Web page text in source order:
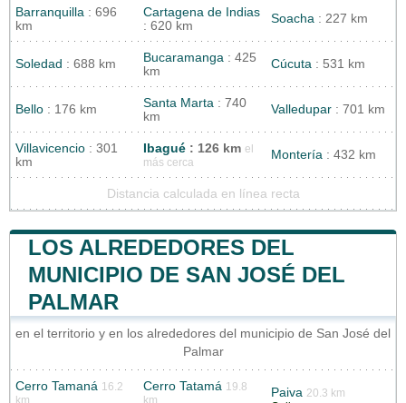
Barranquilla : 696
km
Cartagena de Indias
: 620 km
Soacha : 227 km
Soledad : 688 km Bucaramanga : 425
km
Cúcuta : 531 km
Bello : 176 km Santa Marta : 740
km
Valledupar : 701 km
Villavicencio : 301
km
Ibagué : 126 km el
más cerca
Montería : 432 km
Distancia calculada en línea recta
LOS ALREDEDORES DEL
MUNICIPIO DE SAN JOSÉ DEL
PALMAR
en el territorio y en los alrededores del municipio de San José del
Palmar
Cerro Tamaná 16.2
km
Cerro Tatamá 19.8
km
Paiva 20.3 km